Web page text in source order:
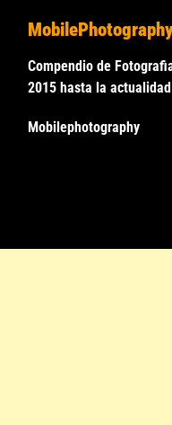
Compendio de
2015 hasta la actualidad
Mobilephotography